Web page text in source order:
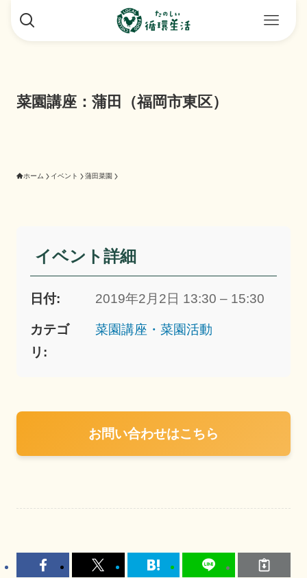
菜園講座：蒲田（福岡市東区）
ホーム イベント 蒲田菜園
イベント詳細
日付: 2019年2月2日 13:30 – 15:30
カテゴ
リ:
菜園講座・菜園活動
お問い合わせはこちら